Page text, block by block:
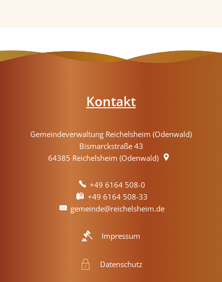
Kontakt
Gemeindeverwaltung Reichelsheim (Odenwald)
Bismarckstraße 43
64385 Reichelsheim (Odenwald)
+49 6164 508-0
+49 6164 508-33
gemeinde@reichelsheim.de
Impressum
Datenschutz